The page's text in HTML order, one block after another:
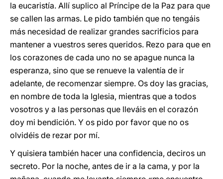
la eucaristía. Allí suplico al Príncipe de la Paz para que
se callen las armas. Le pido también que no tengáis
más necesidad de realizar grandes sacrificios para
mantener a vuestros seres queridos. Rezo para que en
los corazones de cada uno no se apague nunca la
esperanza, sino que se renueve la valentía de ir
adelante, de recomenzar siempre. Os doy las gracias,
en nombre de toda la Iglesia, mientras que a todos
vosotros y a las personas que lleváis en el corazón
doy mi bendición. Y os pido por favor que no os
olvidéis de rezar por mí.
Y quisiera también hacer una confidencia, deciros un
secreto. Por la noche, antes de ir a la cama, y por la